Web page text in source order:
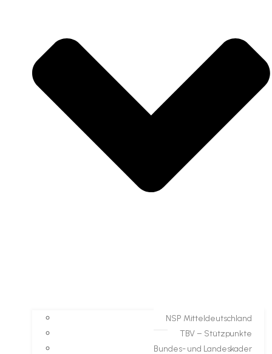
NSP Mitteldeutschland
TBV – Stützpunkte
Bundes- und Landeskader